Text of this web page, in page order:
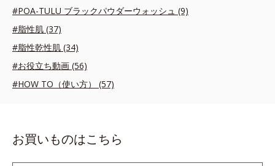
#POA-TULU ブラックパウダーウォッシュ (9)
#脂性肌 (37)
#脂性乾性肌 (34)
#お役立ち動画 (56)
#HOW TO（使い方） (57)
お買いものはこちら